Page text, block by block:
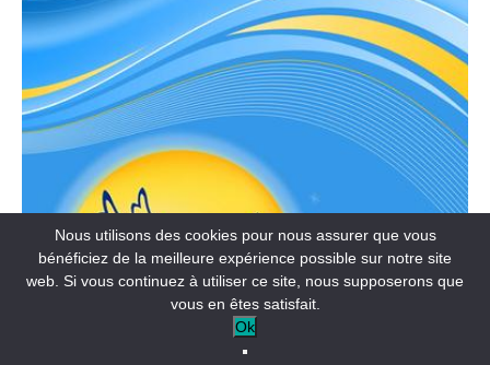
Hommage aux morts de la guerre, dépôt de gerbe et
discours.
FÊTES ET MANIFESTATIONS
Cérémonie du 11 Novembre
Nous utilisons des cookies pour nous assurer que vous
bénéficiez de la meilleure expérience possible sur notre site
web. Si vous continuez à utiliser ce site, nous supposerons que
vous en êtes satisfait.
Ok